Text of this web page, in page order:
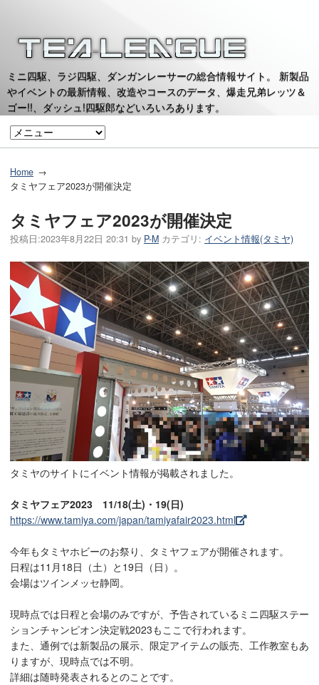
ミニ四駆、ラジ四駆、ダンガンレーサーの総合情報サイト。 新製品
やイベントの最新情報、改造やコースのデータ、爆走兄弟レッツ＆
ゴー!!、ダッシュ!四駆郎などいろいろあります。
Home
タミヤフェア2023が開催決定
タミヤフェア2023が開催決定
投稿日:2023年8月22日 20:31 by P-M カテゴリ: イベント情報(タミヤ)
タミヤのサイトにイベント情報が掲載されました。
タミヤフェア2023 11/18(土)・19(日)
https://www.tamiya.com/japan/tamiyafair2023.html
今年もタミヤホビーのお祭り、タミヤフェアが開催されます。
日程は11月18日（土）と19日（日）。
会場はツインメッセ静岡。
現時点では日程と会場のみですが、予告されているミニ四駆ステー
ションチャンピオン決定戦2023もここで行われます。
また、通例では新製品の展示、限定アイテムの販売、工作教室もあ
りますが、現時点では不明。
詳細は随時発表されるとのことです。